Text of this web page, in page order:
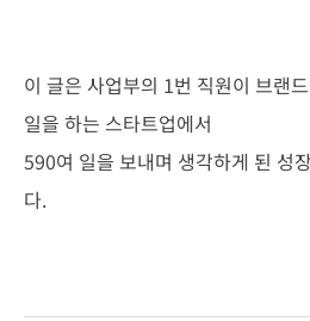
이 글은 사업부의 1번 직원이 브랜
일을 하는 스타트업에서
590여 일을 보내며 생각하게 된 성
다.